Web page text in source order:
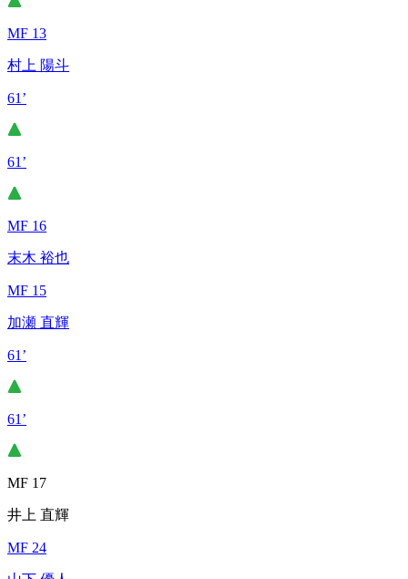
MF 13
村上 陽斗
61’
61’
MF 16
末木 裕也
MF 15
加瀬 直輝
61’
61’
MF 17
井上 直輝
MF 24